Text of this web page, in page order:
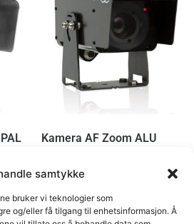
samtykke
bruker vi teknologier som
og/eller få tilgang til enhetsinformasjon. Å
Kamera AF Zoom ALU
Logg inn for å se priser
Les mer